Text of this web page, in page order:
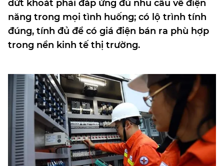
dứt khoát phải đáp ứng đủ nhu cầu về điện
năng trong mọi tình huống; có lộ trình tính
đúng, tính đủ để có giá điện bán ra phù hợp
trong nền kinh tế thị trường.